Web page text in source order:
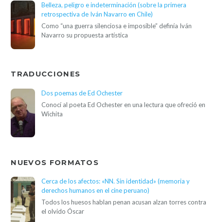
Belleza, peligro e indeterminación (sobre la primera
retrospectiva de Iván Navarro en Chile)
Como “una guerra silenciosa e imposible” definía Iván
Navarro su propuesta artística
TRADUCCIONES
Dos poemas de Ed Ochester
Conocí al poeta Ed Ochester en una lectura que ofreció en
Wichita
NUEVOS FORMATOS
Cerca de los afectos: «NN. Sin identidad» (memoria y
derechos humanos en el cine peruano)
Todos los huesos hablan penan acusan alzan torres contra
el olvido Óscar